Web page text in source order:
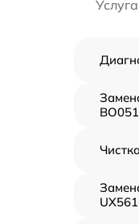
Услуга